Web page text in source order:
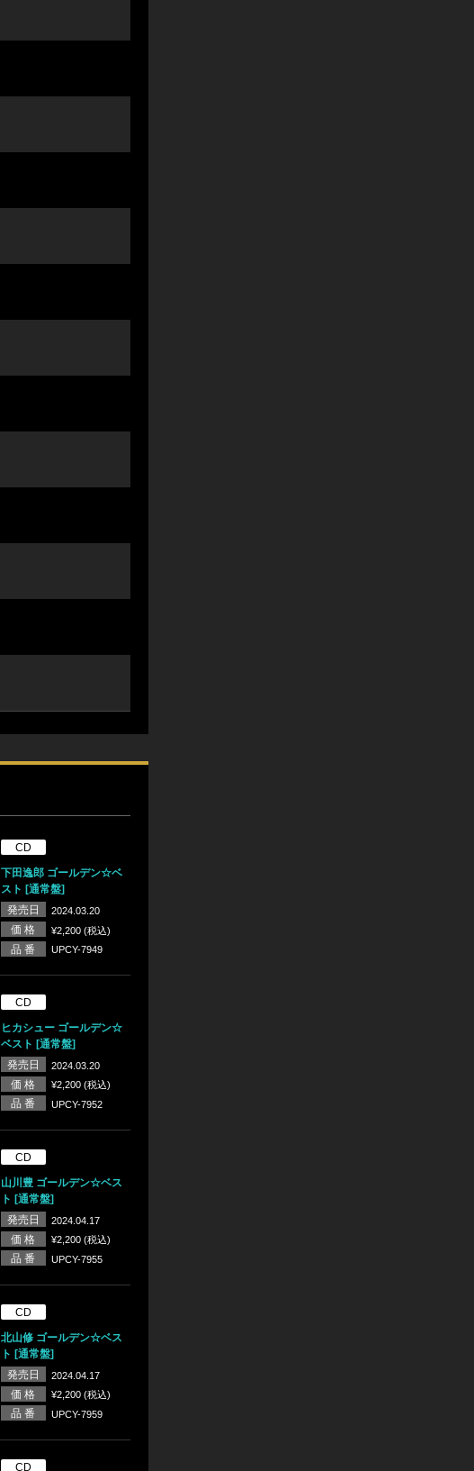
CD
下田逸郎 ゴールデン☆ベ
スト [通常盤]
発売日
2024.03.20
価 格 ¥2,200 (税込)
品 番 UPCY-7949
CD
ヒカシュー ゴールデン☆
ベスト [通常盤]
発売日
2024.03.20
価 格 ¥2,200 (税込)
品 番 UPCY-7952
CD
山川豊 ゴールデン☆ベス
ト [通常盤]
発売日
2024.04.17
価 格 ¥2,200 (税込)
品 番 UPCY-7955
CD
北山修 ゴールデン☆ベス
ト [通常盤]
発売日
2024.04.17
価 格 ¥2,200 (税込)
品 番 UPCY-7959
CD